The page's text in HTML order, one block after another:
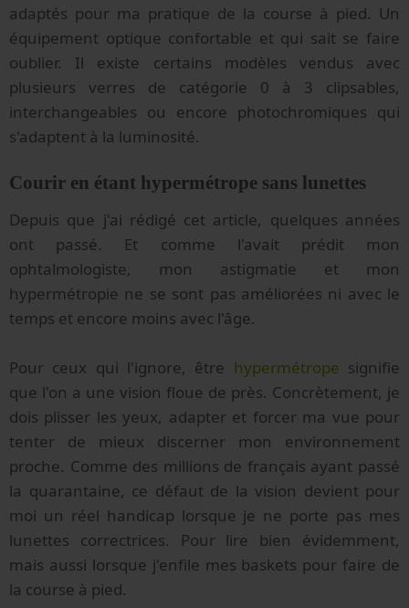
adaptés pour ma pratique de la course à pied. Un
équipement optique confortable et qui sait se faire
oublier. Il existe certains modèles vendus avec
plusieurs verres de catégorie 0 à 3 clipsables,
interchangeables ou encore photochromiques qui
s'adaptent à la luminosité.
Courir en étant hypermétrope sans lunettes
Depuis que j'ai rédigé cet article, quelques années
ont passé. Et comme l'avait prédit mon
ophtalmologiste, mon astigmatie et mon
hypermétropie ne se sont pas améliorées ni avec le
temps et encore moins avec l'âge.
Pour ceux qui l'ignore, être hypermétrope signifie
que l'on a une vision floue de près. Concrètement, je
dois plisser les yeux, adapter et forcer ma vue pour
tenter de mieux discerner mon environnement
proche. Comme des millions de français ayant passé
la quarantaine, ce défaut de la vision devient pour
moi un réel handicap lorsque je ne porte pas mes
lunettes correctrices. Pour lire bien évidemment,
mais aussi lorsque j'enfile mes baskets pour faire de
la course à pied.